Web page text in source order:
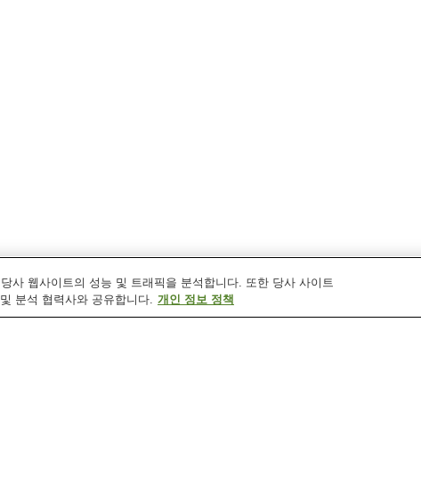
사 웹사이트의 성능 및 트래픽을 분석합니다. 또한 당사 사이트
분석 협력사와 공유합니다. 개인 정보 정책